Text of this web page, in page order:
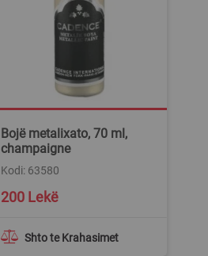
Bojë metalixato, 70 ml,
champaigne
Kodi: 63580
Shto te Krahasimet
200 Lekë